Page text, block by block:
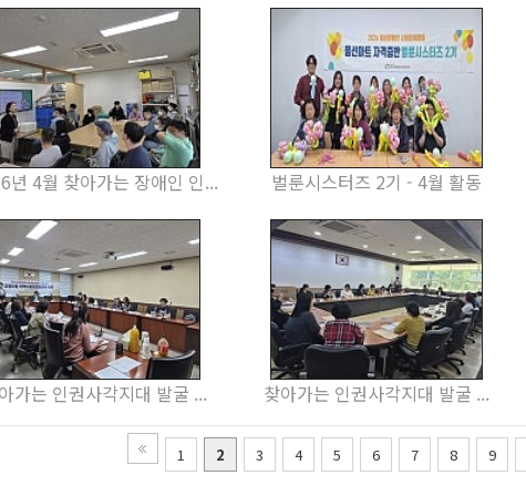
년 4월 찾아가는 장애인 인... 벌룬시스터즈 2기 - 4월 활동
가는 인권사각지대 발굴 ... 찾아가는 인권사각지대 발굴 ...
1 2 3 4 5 6 7 8 9